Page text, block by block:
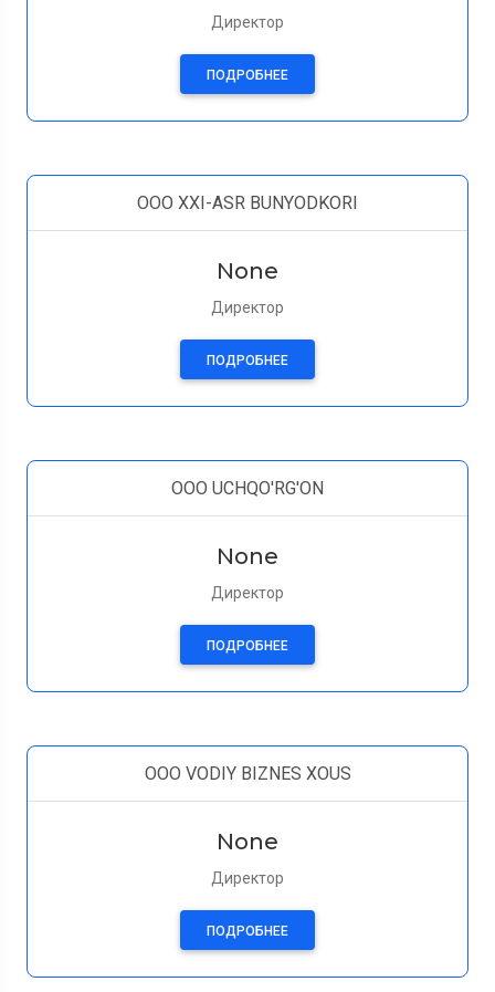
Директор
ПОДРОБНЕЕ
OOO XXI-ASR BUNYODKORI
None
Директор
ПОДРОБНЕЕ
OOO UCHQO'RG'ON
None
Директор
ПОДРОБНЕЕ
OOO VODIY BIZNES XOUS
None
Директор
ПОДРОБНЕЕ